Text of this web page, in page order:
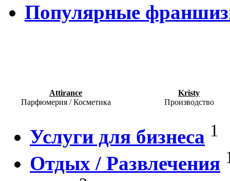
Популярные
Attirance
Парфюмерия / Косметика
Kristy
Производство
Услуги для бизнеса 1
Отдых / Развлечения